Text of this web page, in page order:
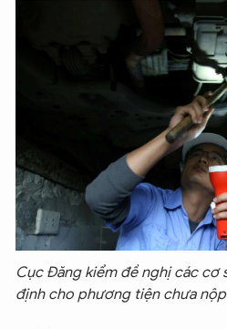
Cục Đăng kiểm đề nghị các cơ
định cho phương tiện chưa